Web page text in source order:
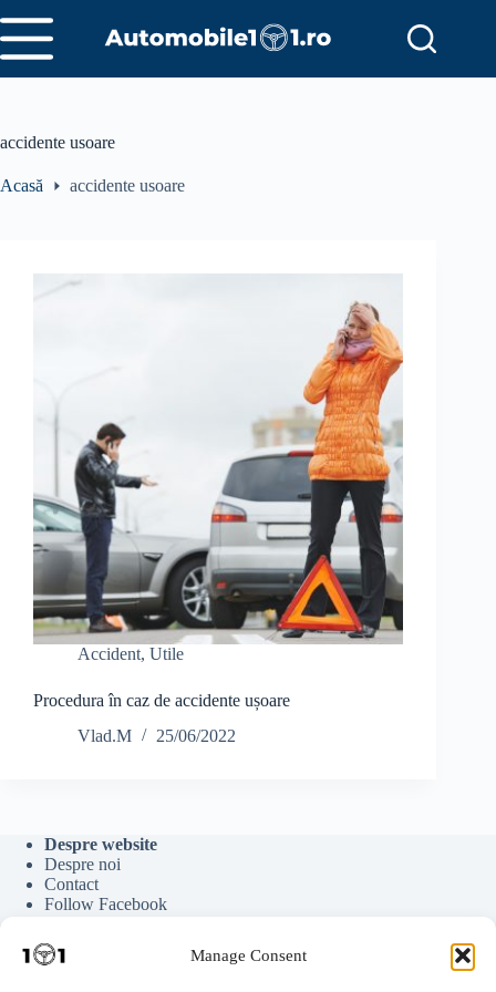
Manage Consent
la
conținut
accidente usoare
Acasă accidente usoare
Accident, Utile
Procedura în caz de accidente ușoare
Vlad.M
25/06/2022
Despre website
Despre noi
Contact
Follow Facebook
Follow Youtube
Follow Tiktok